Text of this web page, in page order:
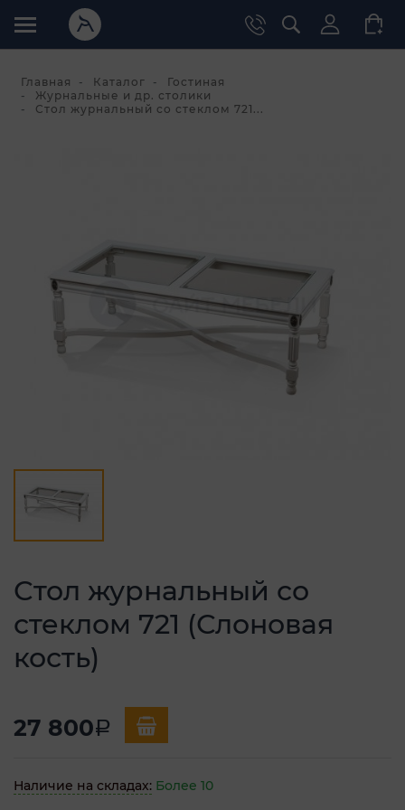
Главная Каталог
Гостиная
Журнальные и др. столики
Стол журнальный со стеклом 721...
Стол журнальный со
стеклом 721 (Слоновая
кость)
27 800a
Наличие на складах: Более 10